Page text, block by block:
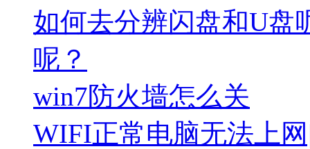
如何去分辨闪盘和U盘
呢？
win7防火墙怎么关
WIFI正常电脑无法上